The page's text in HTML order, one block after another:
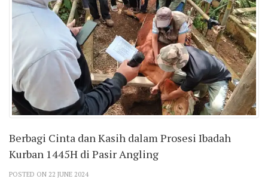
Berbagi Cinta dan Kasih dalam Prosesi Ibadah
Kurban 1445H di Pasir Angling
POSTED ON 22 JUNE 2024